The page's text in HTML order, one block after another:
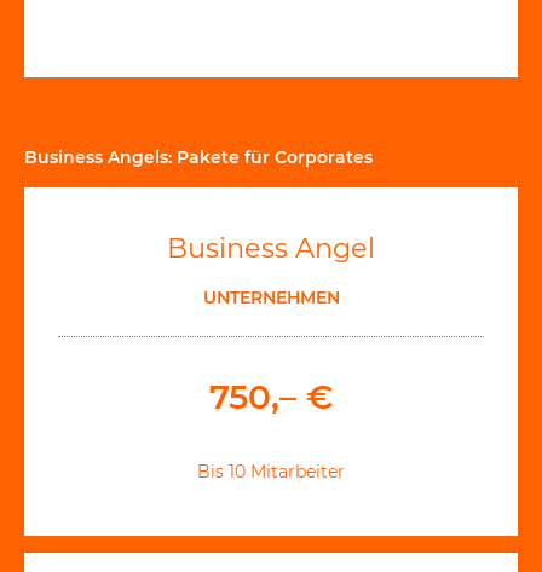
Business Angels: Pakete für Corporates
Business Angel
UNTERNEHMEN
750,– €
Bis 10 Mitarbeiter